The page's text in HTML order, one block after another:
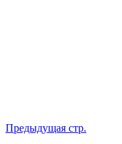
Предыдущая стр.